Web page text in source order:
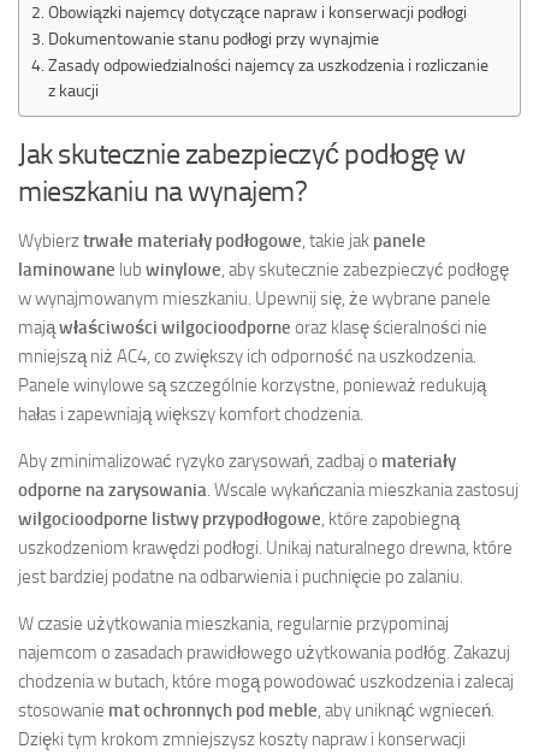
Obowiązki najemcy dotyczące napraw i konserwacji podłogi
Dokumentowanie stanu podłogi przy wynajmie
Zasady odpowiedzialności najemcy za uszkodzenia i rozliczanie
z kaucji
Jak skutecznie zabezpieczyć podłogę w
mieszkaniu na wynajem?
Wybierztrwałe materiały podłogowe , takie jak panele
laminowane lub winylowe , aby skutecznie zabezpieczyć podłogę
w wynajmowanym mieszkaniu. Upewnij się, że wybrane panele
mająwłaściwości wilgocioodporne oraz klasę ścieralności nie
mniejszą niż AC4, co zwiększy ich odporność na uszkodzenia.
Panele winylowe są szczególnie korzystne, ponieważ redukują
hałas i zapewniają większy komfort chodzenia.
Aby zminimalizować ryzyko zarysowań, zadbaj o materiały
odporne na zarysowania . Wscale wykańczania mieszkania zastosuj
wilgocioodporne listwy przypodłogowe , które zapobiegną
uszkodzeniom krawędzi podłogi. Unikaj naturalnego drewna, które
jest bardziej podatne na odbarwienia i puchnięcie po zalaniu.
W czasie użytkowania mieszkania, regularnie przypominaj
najemcom o zasadach prawidłowego użytkowania podłóg. Zakazuj
chodzenia w butach, które mogą powodować uszkodzenia i zalecaj
stosowanie mat ochronnych pod meble , aby uniknąć wgnieceń.
Dzięki tym krokom zmniejszysz koszty napraw i konserwacji